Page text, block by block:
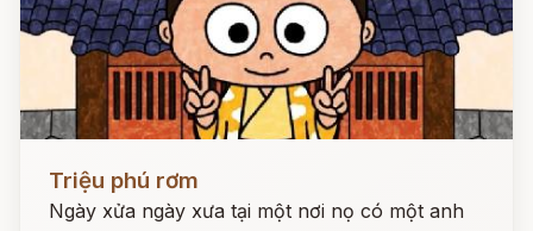
Triệu phú rơm
Ngày xửa ngày xưa tại một nơi nọ có một anh